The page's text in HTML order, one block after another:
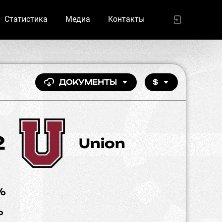
Статистика Медиа Контакты
ДОКУМЕНТЫ $
Union